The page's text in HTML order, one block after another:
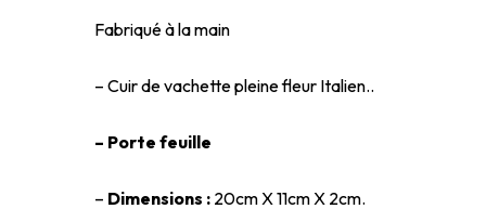
Fabriqué à la main
– Cuir de vachette pleine fleur Italien..
– Porte feuille
– Dimensions : 20cm X 11cm X 2cm.